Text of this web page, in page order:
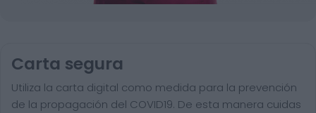
Carta segura
Utiliza la carta digital como medida para la prevención
de la propagación del COVID19. De esta manera cuidas